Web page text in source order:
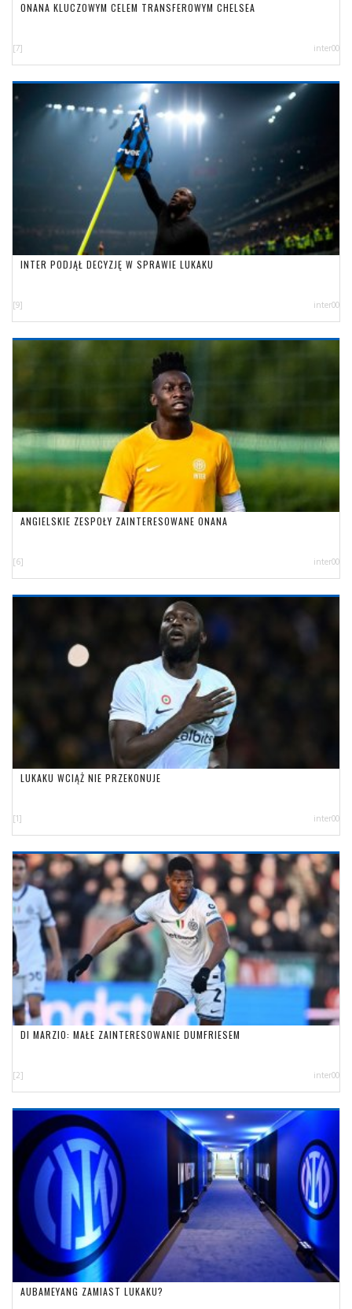
ONANA KLUCZOWYM CELEM TRANSFEROWYM CHELSEA
[7] inter00
INTER PODJĄŁ DECYZJĘ W SPRAWIE LUKAKU
[9] inter00
ANGIELSKIE ZESPOŁY ZAINTERESOWANE ONANA
[6] inter00
LUKAKU WCIĄŻ NIE PRZEKONUJE
[1] inter00
DI MARZIO: MAŁE ZAINTERESOWANIE DUMFRIESEM
[2] inter00
AUBAMEYANG ZAMIAST LUKAKU?